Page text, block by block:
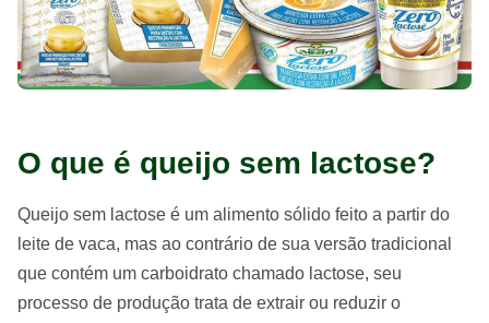
O que é queijo sem lactose?
Queijo sem lactose é um alimento sólido feito a partir do
leite de vaca, mas ao contrário de sua versão tradicional
que contém um carboidrato chamado lactose, seu
processo de produção trata de extrair ou reduzir o